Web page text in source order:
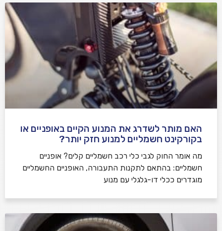
האם מותר לשדרג את המנוע הקיים באופניים או
בקורקינט חשמליים למנוע חזק יותר?
מה אומר החוק לגבי כלי רכב חשמליים קלים? אופניים
חשמליים: בהתאם לתקנות התעבורה, האופניים החשמליים
מוגדרים ככלי דו-גלגלי עם מנוע